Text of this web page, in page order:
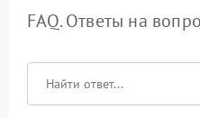
FAQ. Ответы на